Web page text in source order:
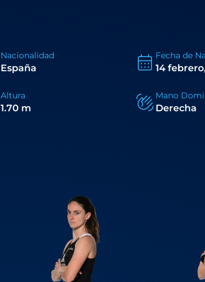
Nacionalidad
España
Fecha de
14
Altura
1.70 m
Mano
Derecha